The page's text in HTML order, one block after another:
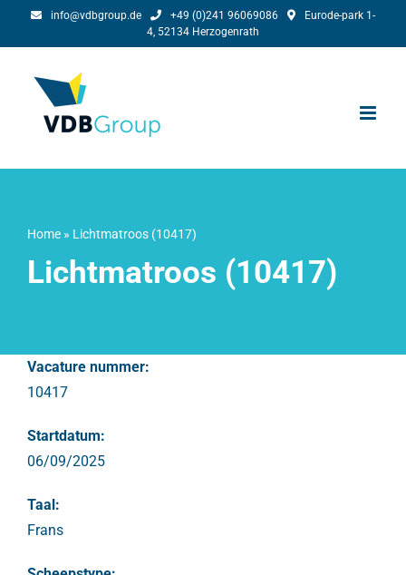
info@vdbgroup.de +49 (0)241 96069086
Eurode-park 1-
4, 52134 Herzogenrath
Home» Lichtmatroos (10417)
Lichtmatroos (10417)
Vacature nummer:
10417
Startdatum:
06/09/2025
Taal:
Frans